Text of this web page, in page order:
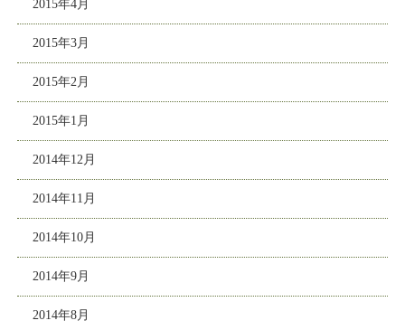
2015年4月
2015年3月
2015年2月
2015年1月
2014年12月
2014年11月
2014年10月
2014年9月
2014年8月